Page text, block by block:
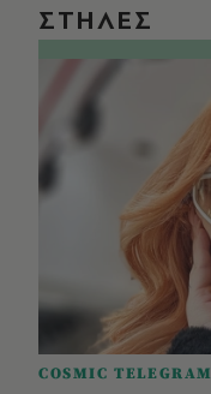
ΣΤΗΛΕΣ
COSMIC TELEGRAM